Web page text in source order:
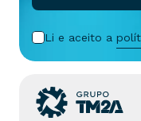
Li e aceito a